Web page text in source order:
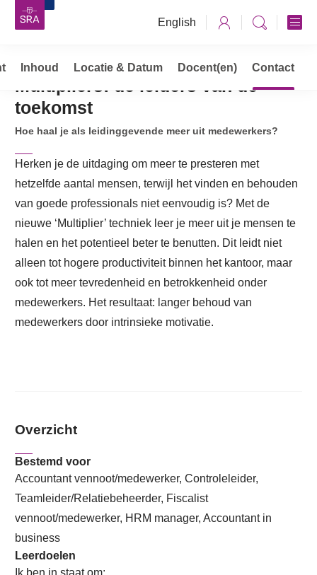
English
Opleidingen, cursussen & trainingen
Multipliers: de leiders van de
toekomst
Hoe haal je als leidinggevende meer uit medewerkers?
Herken je de uitdaging om meer te presteren met
hetzelfde aantal mensen, terwijl het vinden en behouden
van goede professionals niet eenvoudig is? Met de
nieuwe ‘Multiplier’ techniek leer je meer uit je mensen te
halen en het potentieel beter te benutten. Dit leidt niet
alleen tot hogere productiviteit binnen het kantoor, maar
ook tot meer tevredenheid en betrokkenheid onder
medewerkers. Het resultaat: langer behoud van
medewerkers door intrinsieke motivatie.
Inhoud Locatie & Datum Docent(en) Contact
Overzicht
Bestemd voor
Accountant vennoot/medewerker, Controleleider,
Teamleider/Relatiebeheerder, Fiscalist
vennoot/medewerker, HRM manager, Accountant in
business
Leerdoelen
Ik ben in staat om: